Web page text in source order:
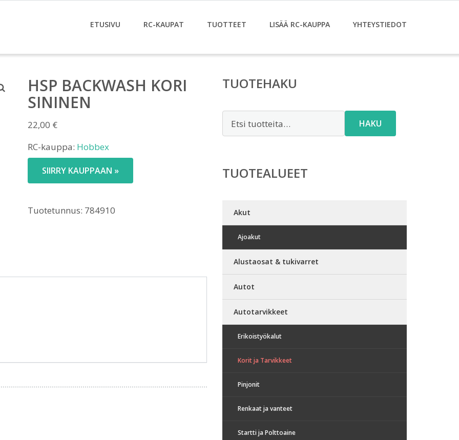
ETUSIVU RC-KAUPAT TUOTTEET LISÄÄ RC-KAUPPA YHTEYSTIEDOT
HSP BACKWASH KORI
SININEN
22,00 €
RC-kauppa: Hobbex
SIIRRY KAUPPAAN »
Tuotetunnus: 784910
TUOTEHAKU
HAKU
TUOTEALUEET
Akut
Ajoakut
Alustaosat & tukivarret
Autot
Autotarvikkeet
Erikoistyökalut
Korit ja Tarvikkeet
Pinjonit
Renkaat ja vanteet
Startti ja Polttoaine